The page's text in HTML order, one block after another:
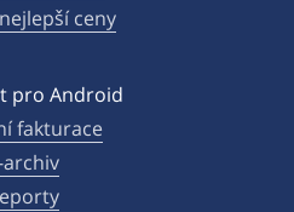
ceny
pro Android
fakturace
archiv